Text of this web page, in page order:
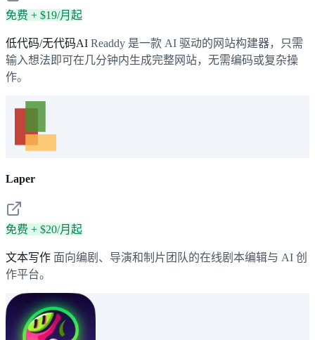
免费 + $19/月起
低代码/无代码AI Readdy 是一款 AI 驱动的网站构建器，只需
输入想法即可在几分钟内生成完整网站，无需编码或复杂操
作。
Laper
免费 + $20/月起
文本写作 面向编剧、导演和制片团队的在线剧本编辑与 AI 创
作平台。